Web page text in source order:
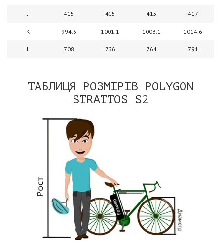
J 415 415 415 417
K 994.3 1001.1 1003.1 1014.6
L 708 736 764 791
ТАБЛИЦЯ РОЗМІРІВ POLYGON
STRATTOS S2